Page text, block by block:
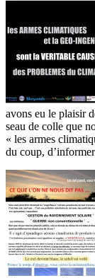
avons eu le plaisir
seau de colle que
« les armes
du coup,